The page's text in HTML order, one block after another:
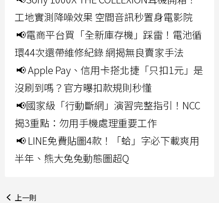
工地實測降噪效果 空間音訊秒置身電影院
📢電商平台買「全新庫存機」踩雷！電池循
環44次還帶維修紀錄 網揭無良賣家手法
📢 Apple Pay、信用卡搭北捷「只扣1元」是
沒刷到嗎？官方曝扣款規則秒懂
📢國家級「行動斷網」演習完整指引！NCC
揭3重點：勿用手機處理重要工作
📢 LINE免費貼圖4款！「蛤」字必下載爽用
半年、熊大兔兔動態圖超Q
上一則